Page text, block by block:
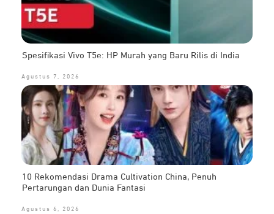
Spesifikasi Vivo T5e: HP Murah yang Baru Rilis di India
Agustus 7, 2026
10 Rekomendasi Drama Cultivation China, Penuh
Pertarungan dan Dunia Fantasi
Agustus 6, 2026